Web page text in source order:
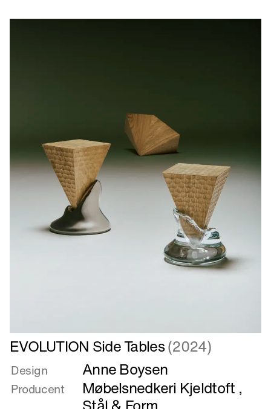
SHELF
Læs
mere
om
EVOLUTION
Side
EVOLUTION Side Tables(2024)
Design Anne Boysen
Producent Møbelsnedkeri Kjeldtoft ,